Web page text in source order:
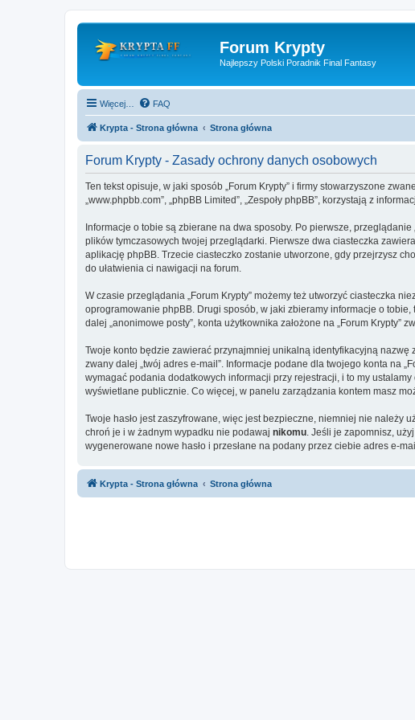
Forum Krypty
Najlepszy Polski Poradnik Final Fantasy
Więcej… FAQ
Krypta - Strona główna Strona główna
Forum Krypty - Zasady ochrony danych osobowych
Ten tekst opisuje, w jaki sposób „Forum Krypty” i firmy stowarzyszone
„www.phpbb.com”, „phpBB Limited”, „Zespoły phpBB”, korzystają z
Informacje o tobie są zbierane na dwa sposoby. Po pierwsze,
plików tymczasowych twojej przeglądarki. Pierwsze dwa ciasteczka
aplikację phpBB. Trzecie ciasteczko zostanie utworzone, gdy przejrzysz
do ułatwienia ci nawigacji na forum.
W czasie przeglądania „Forum Krypty” możemy też utworzyć ciasteczka
oprogramowanie phpBB. Drugi sposób, w jaki zbieramy informacje o
dalej „anonimowe posty”, konta użytkownika założone na „Forum Krypty”
Twoje konto będzie zawierać przynajmniej unikalną identyfikacyjną nazwę
zwany dalej „twój adres e-mail”. Informacje podane dla twojego konta na
wymagać podania dodatkowych informacji przy rejestracji, i to my
wyświetlane publicznie. Co więcej, w panelu zarządzania kontem masz
Twoje hasło jest zaszyfrowane, więc jest bezpieczne, niemniej nie należy
chroń je i w żadnym wypadku nie podawaj nikomu . Jeśli je zapomnisz,
wygenerowane nowe hasło i przesłane na podany przez ciebie adres e-
Krypta - Strona główna Strona główna